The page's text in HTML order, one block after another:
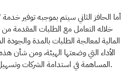
أما الحافز الثاني سيتم بموجبه توفير
خلاله التعامل مع الطلبات المقدمة
المالية لمعالجة الطلبات بالمدة والجودة
الأداء التي وضعتها الهيئة، ومن شأن
المساهمة في استدامة الشركات وتسهيل نموها وتعزيز معيار الشفافية.